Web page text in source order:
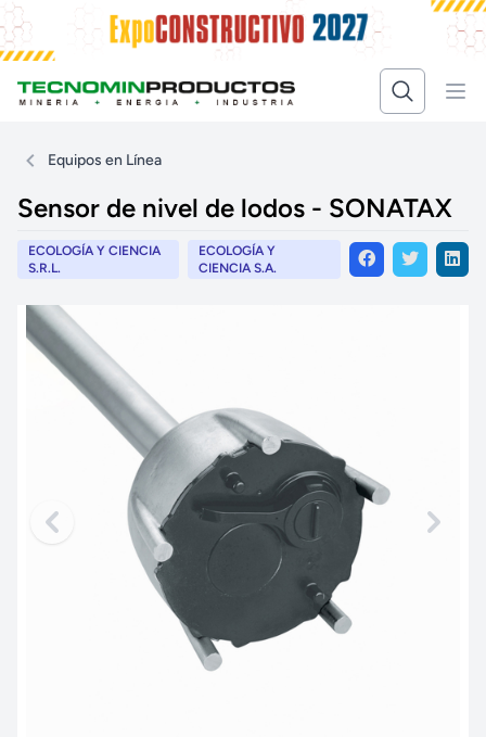
Equipos en Línea
Sensor de nivel de lodos - SONATAX
ECOLOGÍA Y CIENCIA
S.R.L.
ECOLOGÍA Y
CIENCIA S.A.